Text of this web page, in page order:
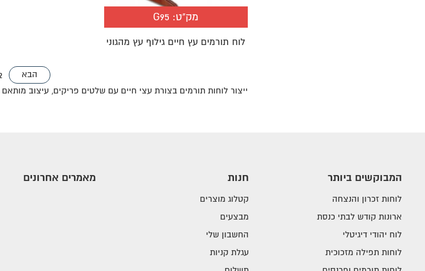
מק"ט: G95
לוח תורמים עץ חיים גילוף עץ מהגוני
הבא
ייצור לוחות תורמים בצורת עצי חיים עם שלטים פריקים, עיצוב
המבוקשים ביותר
לוחות זכרון והנצחה
ארונות קודש לבתי כנסת
לוח יהודי דיגיטלי
לוחות תפילה מזכוכית
חנות
קטלוג מוצרים
מבצעים
החשבון שלי
עגלת קניות
מאמרים אחרונים